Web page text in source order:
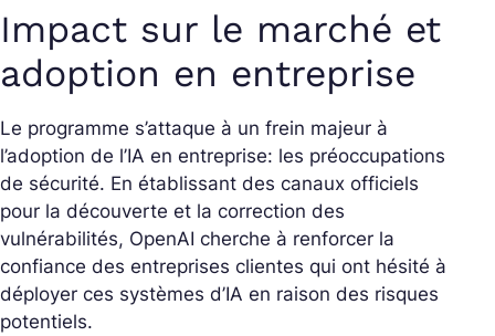
Impact sur le marché et
adoption en entreprise
Le programme s’attaque à un frein majeur à
l’adoption de l’IA en entreprise: les préoccupations
de sécurité. En établissant des canaux officiels
pour la découverte et la correction des
vulnérabilités, OpenAI cherche à renforcer la
confiance des entreprises clientes qui ont hésité à
déployer ces systèmes d’IA en raison des risques
potentiels.